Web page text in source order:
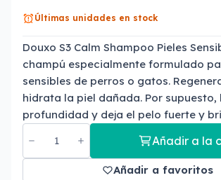
Últimas unidades en stock
Douxo S3 Calm Shampoo Pieles
champú especialmente formulado
sensibles de perros o gatos.
hidrata la piel dañada. Por supuesto,
profundidad y deja el pelo fuerte y
Añadir a la
Añadir a favoritos